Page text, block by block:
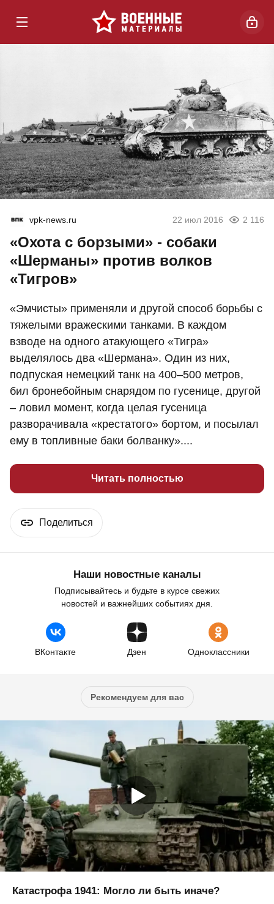
vpk-news.ru 22 июл 2016 2 116
«Охота с борзыми» - собаки
«Шерманы» против волков
«Тигров»
«Эмчисты» применяли и другой способ борьбы с
тяжелыми вражескими танками. В каждом
взводе на одного атакующего «Тигра»
выделялось два «Шермана». Один из них,
подпуская немецкий танк на 400–500 метров,
бил бронебойным снарядом по гусенице, другой
– ловил момент, когда целая гусеница
разворачивала «крестатого» бортом, и посылал
ему в топливные баки болванку»....
Читать полностью
Поделиться
Наши новостные каналы
Подписывайтесь и будьте в курсе свежих
новостей и важнейших событиях дня.
ВКонтакте Дзен Одноклассники
Рекомендуем для вас
Катастрофа 1941: Могло ли быть иначе?